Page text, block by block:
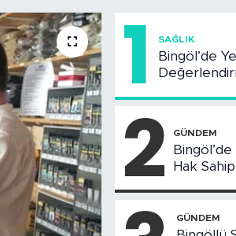
1 SAĞLIK
Bingöl’de
2 GÜNDEM
Hak
GÜNDEM